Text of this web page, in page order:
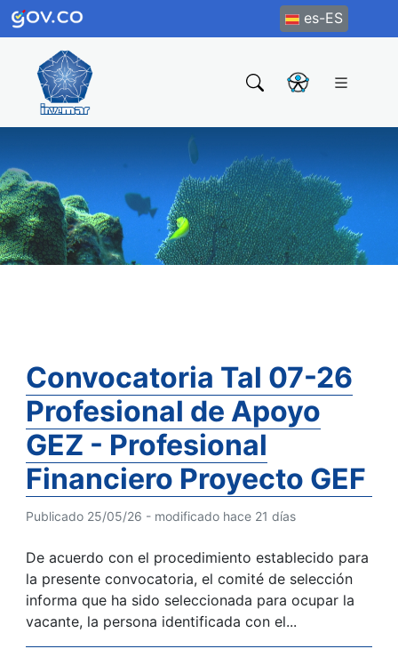
es-ES
Convocatoria Tal 07-26
Profesional de Apoyo
GEZ - Profesional
Financiero Proyecto GEF
Publicado 25/05/26 - modificado hace 21 días
De acuerdo con el procedimiento establecido para
la presente convocatoria, el comité de selección
informa que ha sido seleccionada para ocupar la
vacante, la persona identificada con el...